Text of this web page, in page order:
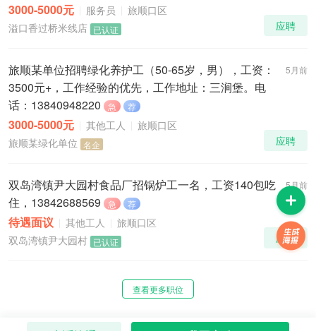
3000-5000元 服务员
旅顺口区
溢口香过桥米线店 已认证 应聘
5月前
旅顺某单位招聘绿化养护工（50-65岁，男），工资：
3500元+，工作经验的优先，工作地址：三涧堡。电
话：13840948220
急 荐
3000-5000元 其他工人
旅顺口区
旅顺某绿化单位 名企 应聘
5月前
双岛湾镇尹大园村食品厂招锅炉工一名，工资140包吃
住，13842688569
急 荐
待遇面议 其他工人
旅顺口区
双岛湾镇尹大园村 已认证 应聘
查看更多职位